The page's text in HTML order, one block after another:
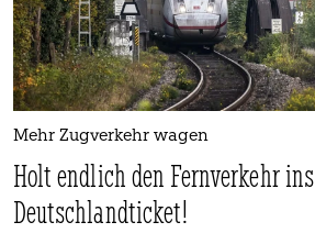
Mehr Zugverkehr wagen
Holt endlich den Fernverkehr ins
Deutschlandticket!